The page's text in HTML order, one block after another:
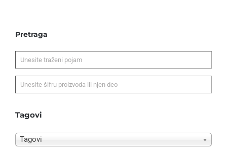
Pretraga
Tagovi
Tagovi